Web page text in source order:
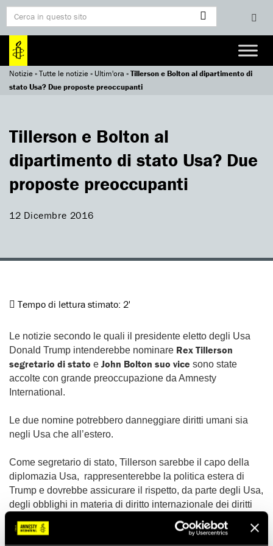
Notizie»Tutte le notizie» Ultim'ora »Tillerson e Bolton al dipartimento di
stato Usa? Due proposte preoccupanti
Tillerson e Bolton al
dipartimento di stato Usa? Due
proposte preoccupanti
12 Dicembre 2016
Tempo di lettura stimato: 2'
Le notizie secondo le quali il presidente eletto degli Usa
Donald Trump intenderebbe nominare Rex Tillerson
segretario di stato e John Bolton suo vice sono state
accolte con grande preoccupazione da Amnesty
International.
Le due nomine potrebbero danneggiare diritti umani sia
negli Usa che all’estero.
Come segretario di stato, Tillerson sarebbe il capo della
diplomazia Usa, rappresenterebbe la politica estera di
Trump e dovrebbe assicurare il rispetto, da parte degli Usa,
degli obblighi in materia di diritto internazionale dei diritti
umani e di diritto internazionale umanitario. Una persona
che ha saputo brillantemente proteggere gli interessi di